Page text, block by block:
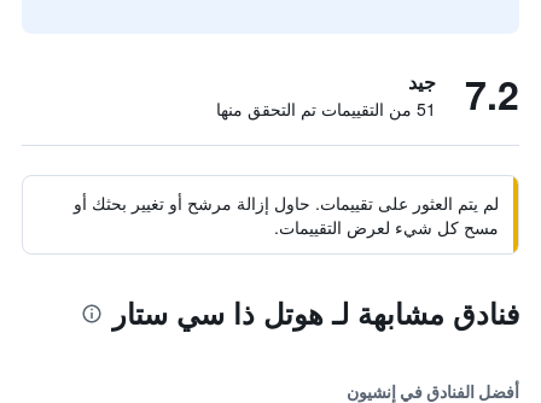
7.2 جيد
51 من التقييمات تم التحقق منها
لم يتم العثور على تقييمات. حاول إزالة مرشح أو تغيير بحثك أو
مسح كل شيء لعرض التقييمات.
فنادق مشابهة لـ هوتل ذا سي ستار
أفضل الفنادق في إنشيون